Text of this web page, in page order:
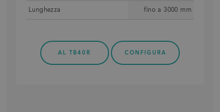
Lunghez­za fino a 3000 mm
AL TB40R CONFIGURA